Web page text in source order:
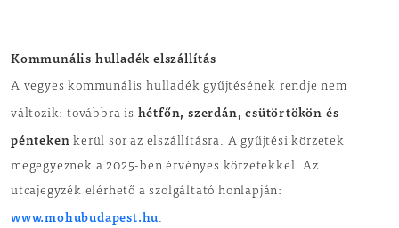
Kommunális hulladék elszállítás
A vegyes kommunális hulladék gyűjtésének rendje nem
változik: továbbra is hétfőn, szerdán, csütörtökön és
pénteken kerül sor az elszállításra. A gyűjtési körzetek
megegyeznek a 2025-ben érvényes körzetekkel. Az
utcajegyzék elérhető a szolgáltató honlapján:
www.mohubudapest.hu.